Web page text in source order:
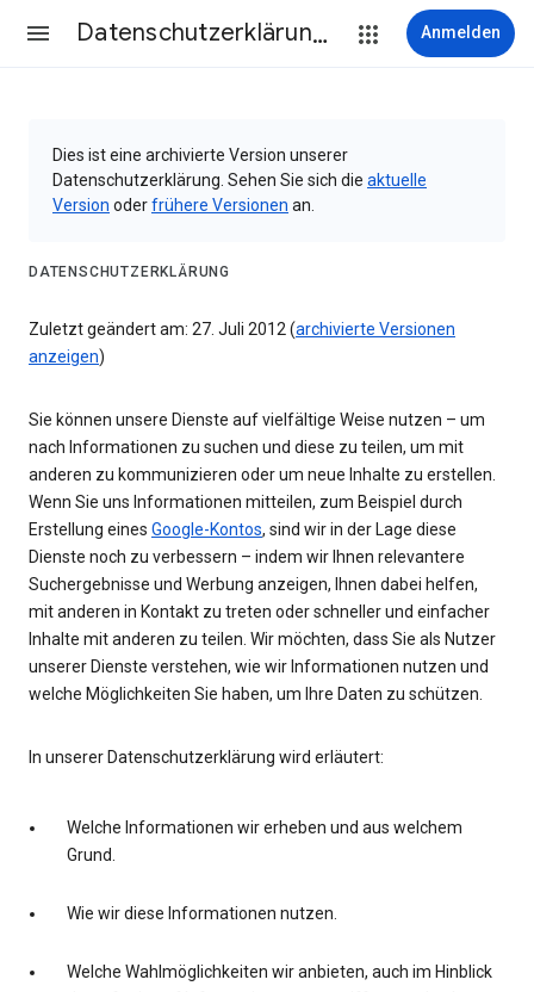
Datenschutzerklärung & Nutzungsbedingungen Anmelden
Dies ist eine archivierte Version unserer
Datenschutzerklärung. Sehen Sie sich die aktuelle
Version oderfrühere Versionen an.
DATENSCHUTZERKLÄRUNG
Zuletzt geändert am: 27. Juli 2012 (archivierte Versionen
anzeigen)
Sie können unsere Dienste auf vielfältige Weise nutzen – um
nach Informationen zu suchen und diese zu teilen, um mit
anderen zu kommunizieren oder um neue Inhalte zu erstellen.
Wenn Sie uns Informationen mitteilen, zum Beispiel durch
Erstellung eines Google-Kontos, sind wir in der Lage diese
Dienste noch zu verbessern – indem wir Ihnen relevantere
Suchergebnisse und Werbung anzeigen, Ihnen dabei helfen,
mit anderen in Kontakt zu treten oder schneller und einfacher
Inhalte mit anderen zu teilen. Wir möchten, dass Sie als Nutzer
unserer Dienste verstehen, wie wir Informationen nutzen und
welche Möglichkeiten Sie haben, um Ihre Daten zu schützen.
In unserer Datenschutzerklärung wird erläutert:
Welche Informationen wir erheben und aus welchem
Grund.
Wie wir diese Informationen nutzen.
Welche Wahlmöglichkeiten wir anbieten, auch im Hinblick